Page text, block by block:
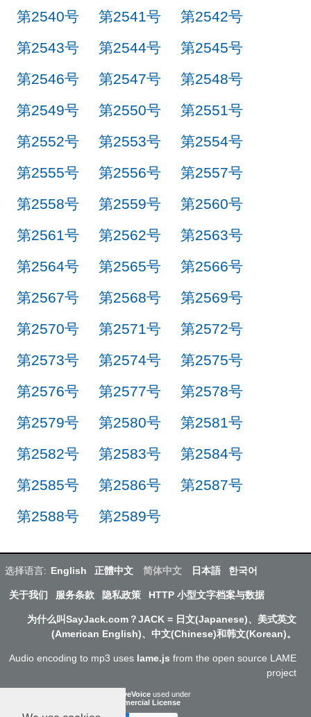
第2540号
第2541号
第2542号
第2543号
第2544号
第2545号
第2546号
第2547号
第2548号
第2549号
第2550号
第2551号
第2552号
第2553号
第2554号
第2555号
第2556号
第2557号
第2558号
第2559号
第2560号
第2561号
第2562号
第2563号
第2564号
第2565号
第2566号
第2567号
第2568号
第2569号
第2570号
第2571号
第2572号
第2573号
第2574号
第2575号
第2576号
第2577号
第2578号
第2579号
第2580号
第2581号
第2582号
第2583号
第2584号
第2585号
第2586号
第2587号
第2588号
第2589号
选择语言: English 正體中文 简体中文 日本語 한국어
关于我们 服务条款 隐私政策 HTTP 小型文字档案与数据
为什么叫SayJack.com？JACK = 日文(Japanese)、美式英文
(American English)、中文(Chinese)和韩文(Korean)。
Audio encoding to mp3 uses lame.js from the open source LAME
project
ResponsiveVoice used under
Non-Commercial License